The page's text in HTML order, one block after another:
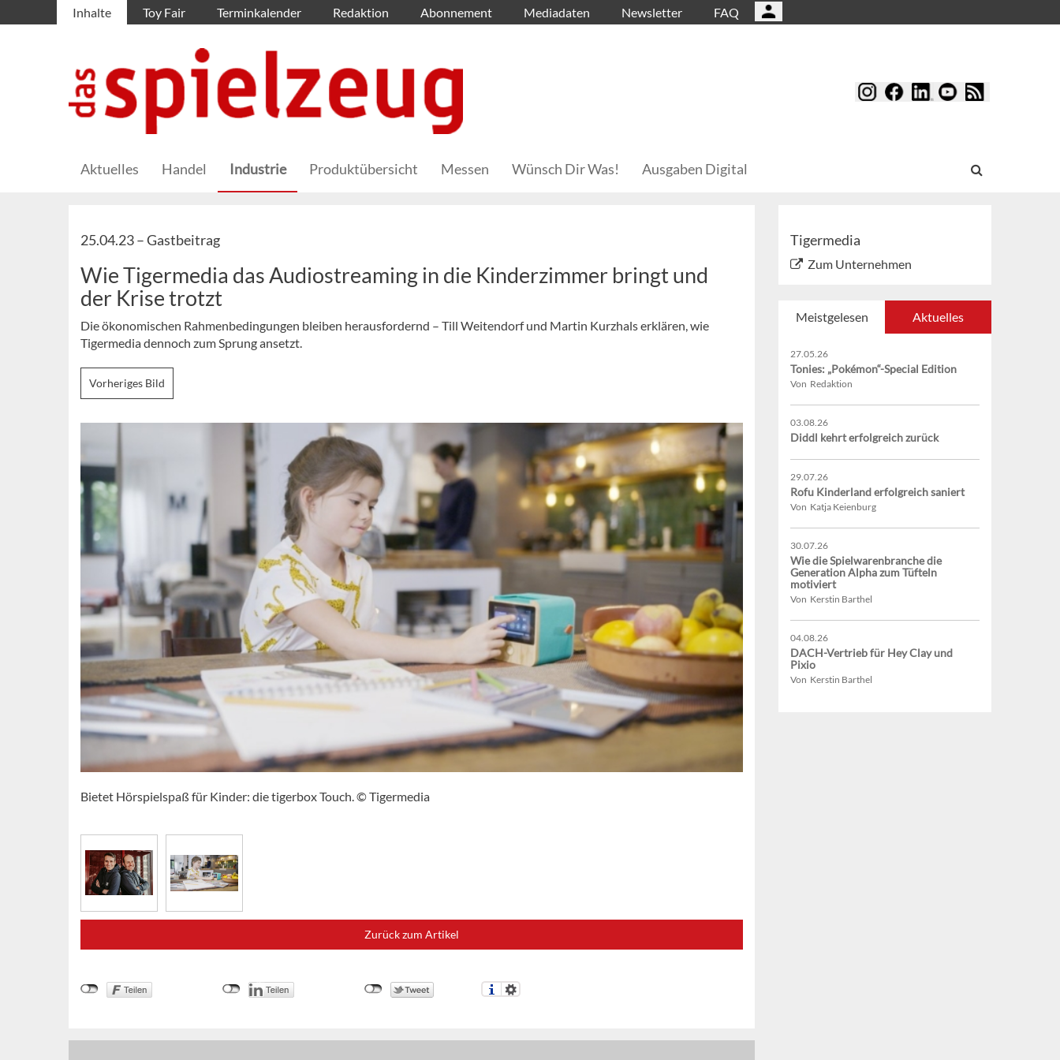
Inhalte Toy Fair Terminkalender Redaktion Abonnement Mediadaten Newsletter FAQ
Aktuelles Handel Industrie Produktübersicht Messen Wünsch Dir Was! Ausgaben Digital
25.04.23 –Gastbeitrag
Wie Tigermedia das Audiostreaming in die Kinderzimmer bringt und
der Krise trotzt
Die ökonomischen Rahmenbedingungen bleiben herausfordernd – Till Weitendorf und Martin Kurzhals erklären, wie
Tigermedia dennoch zum Sprung ansetzt.
Vorheriges Bild
Bietet Hörspielspaß für Kinder: die tigerbox Touch. © Tigermedia
Zurück zum Artikel
Tigermedia
Zum Unternehmen
Meistgelesen Aktuelles
27.05.26
Tonies: „Pokémon“-Special Edition
Von Redaktion
03.08.26
Diddl kehrt erfolgreich zurück
29.07.26
Rofu Kinderland erfolgreich saniert
Von Katja Keienburg
30.07.26
Wie die Spielwarenbranche die
Generation Alpha zum Tüfteln
motiviert
Von Kerstin Barthel
04.08.26
DACH-Vertrieb für Hey Clay und
Pixio
Von Kerstin Barthel